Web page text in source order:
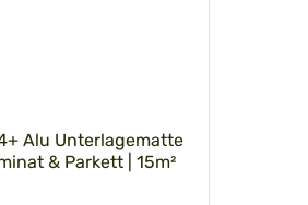
Alu Unterlagematte
& Parkett | 15m²